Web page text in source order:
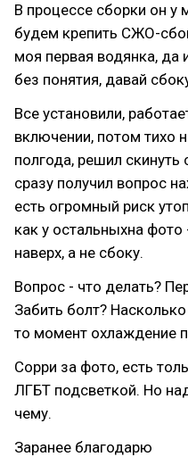
В процессе сборки он у
будем крепить СЖО-
моя первая водянка, да
без понятия, давай
Все установили,
включении, потом тихо
полгода, решил скинуть
сразу получил вопрос
есть огромный риск
как у остальныхна
наверх, а не сбоку.
Вопрос - что делать?
Забить болт?
то момент охлаждение
Сорри за фото, есть
ЛГБТ подсветкой. Но
чему.
Заранее благодарю